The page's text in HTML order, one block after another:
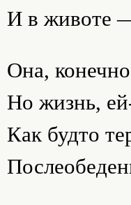
И в животе
Она,
Но жизнь,
Как будто